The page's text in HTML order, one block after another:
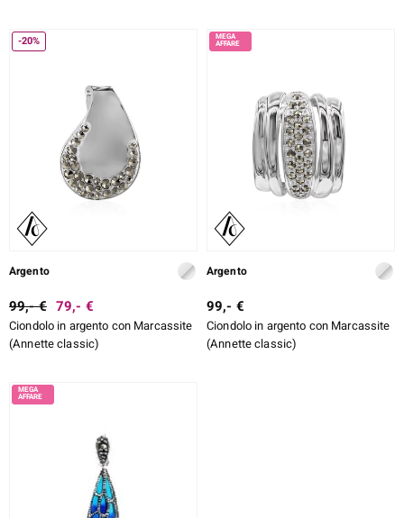
-20%
Argento
99,- € 79,- €
Ciondolo in argento con Marcassite
(Annette classic)
Argento
99,- €
Ciondolo in argento con Marcassite
(Annette classic)